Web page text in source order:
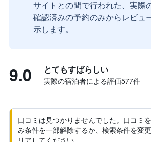
サイトとの間で行われた、実際
確認済みの予約のみからレビュ
示します。
9.0 とてもすばらしい
実際の宿泊者による評価577​件
口コミは見つかりませんでした。口コミ
み条件を一部解除するか、検索条件を変
リアしてください。